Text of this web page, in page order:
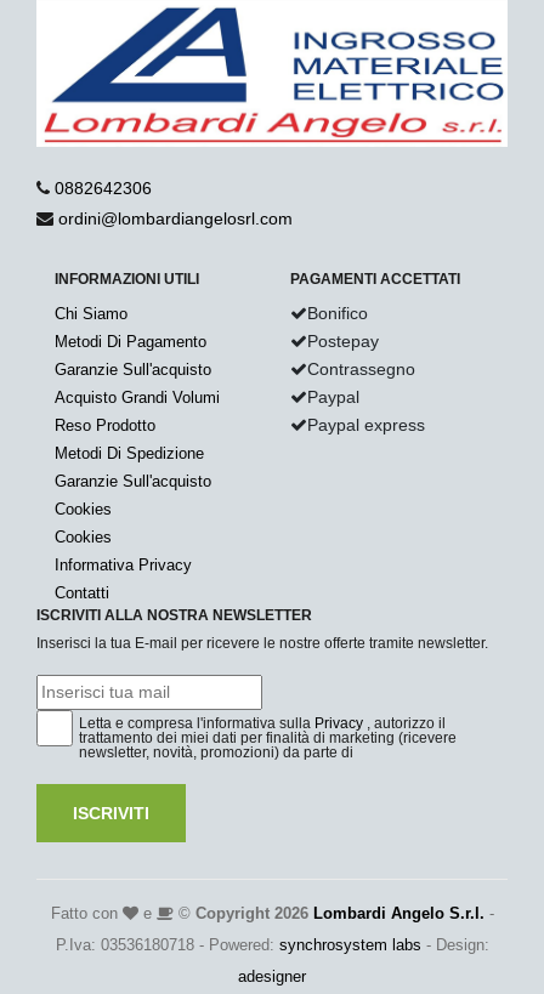
0882642306
ordini@lombardiangelosrl.com
INFORMAZIONI UTILI
Chi Siamo
Metodi Di Pagamento
Garanzie Sull'acquisto
Acquisto Grandi Volumi
Reso Prodotto
Metodi Di Spedizione
Garanzie Sull'acquisto
Cookies
Cookies
Informativa Privacy
Contatti
PAGAMENTI ACCETTATI
Bonifico
Postepay
Contrassegno
Paypal
Paypal express
ISCRIVITI ALLA NOSTRA NEWSLETTER
Inserisci la tua E-mail per ricevere le nostre offerte tramite newsletter.
Letta e compresa l'informativa sulla Privacy , autorizzo il
trattamento dei miei dati per finalità di marketing (ricevere
newsletter, novità, promozioni) da parte di
ISCRIVITI
Fatto con e © Copyright 2026 Lombardi Angelo S.r.l. -
P.Iva: 03536180718 - Powered: synchrosystem labs - Design:
adesigner